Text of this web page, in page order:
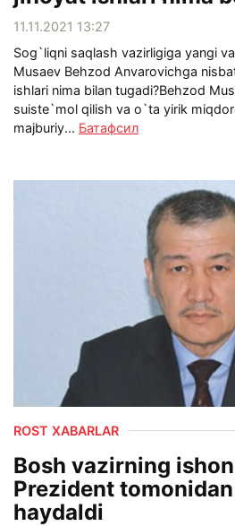
11.11.2021 13:27
Sog`liqni saqlash vazirligiga yangi
Musaev Behzod Anvarovichga
ishlari nima bilan tugadi?Behzod
suiste`mol qilish va o`ta yirik
majburiy... Батафсил
ROST XABARLAR
Bosh vazirning
Prezident
haydaldi